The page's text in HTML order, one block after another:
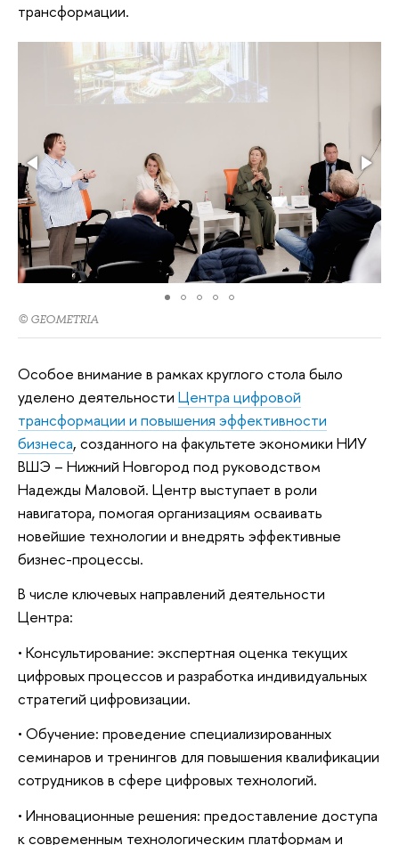
трансформации.
© GEOMETRIA
Особое внимание в рамках круглого стола было
уделено деятельности Центра цифровой
трансформации и повышения эффективности
бизнеса, созданного на факультете экономики НИУ
ВШЭ – Нижний Новгород под руководством
Надежды Маловой. Центр выступает в роли
навигатора, помогая организациям осваивать
новейшие технологии и внедрять эффективные
бизнес-процессы.
В числе ключевых направлений деятельности
Центра:
• Консультирование: экспертная оценка текущих
цифровых процессов и разработка индивидуальных
стратегий цифровизации.
• Обучение: проведение специализированных
семинаров и тренингов для повышения квалификации
сотрудников в сфере цифровых технологий.
• Инновационные решения: предоставление доступа
к современным технологическим платформам и